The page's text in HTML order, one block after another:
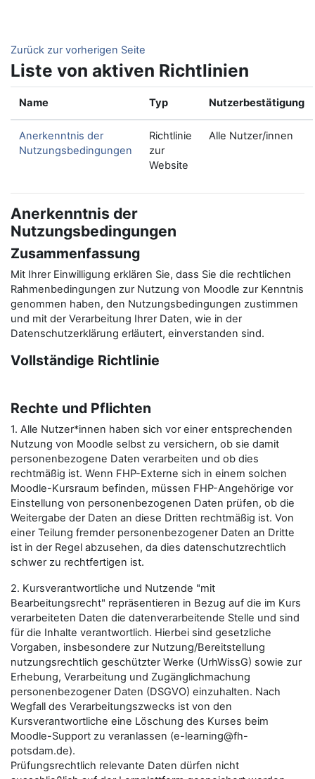
Zurück zur vorherigen Seite
Liste von aktiven Richtlinien
Name Typ Nutzerbestätigung
Anerkenntnis der
Nutzungsbedingungen
Richtlinie
zur
Website
Alle Nutzer/innen
Anerkenntnis der
Nutzungsbedingungen
Zusammenfassung
Mit Ihrer Einwilligung erklären Sie, dass Sie die rechtlichen
Rahmenbedingungen zur Nutzung von Moodle zur Kenntnis
genommen haben, den Nutzungsbedingungen zustimmen
und mit der Verarbeitung Ihrer Daten, wie in der
Datenschutzerklärung erläutert, einverstanden sind.
Vollständige Richtlinie
Rechte und Pflichten
1. Alle Nutzer*innen haben sich vor einer entsprechenden
Nutzung von Moodle selbst zu versichern, ob sie damit
personenbezogene Daten verarbeiten und ob dies
rechtmäßig ist. Wenn FHP-Externe sich in einem solchen
Moodle-Kursraum befinden, müssen FHP-Angehörige vor
Einstellung von personenbezogenen Daten prüfen, ob die
Weitergabe der Daten an diese Dritten rechtmäßig ist. Von
einer Teilung fremder personenbezogener Daten an Dritte
ist in der Regel abzusehen, da dies datenschutzrechtlich
schwer zu rechtfertigen ist.
2. Kursverantwortliche und Nutzende "mit
Bearbeitungsrecht" repräsentieren in Bezug auf die im Kurs
verarbeiteten Daten die datenverarbeitende Stelle und sind
für die Inhalte verantwortlich. Hierbei sind gesetzliche
Vorgaben, insbesondere zur Nutzung/Bereitstellung
nutzungsrechtlich geschützter Werke (UrhWissG) sowie zur
Erhebung, Verarbeitung und Zugänglichmachung
personenbezogener Daten (DSGVO) einzuhalten. Nach
Wegfall des Verarbeitungszwecks ist von den
Kursverantwortliche eine Löschung des Kurses beim
Moodle-Support zu veranlassen (e-learning@fh-
potsdam.de).
Prüfungsrechtlich relevante Daten dürfen nicht